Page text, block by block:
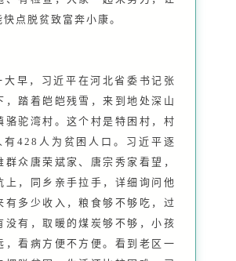
点脱贫致富奔小康。
大早，习近平在河北省委书记张
，踏着皑皑残雪，来到地处深山
骆驼湾村。这个村是特困村，村
有428人为贫困人口。习近平逐
群众唐荣斌家、唐宗秀家看望，
上，同乡亲手拉手，详细询问他
有多少收入，粮食够不够吃，过
没有，取暖的煤炭够不够，小孩
，看病方便不方便。看到老区一